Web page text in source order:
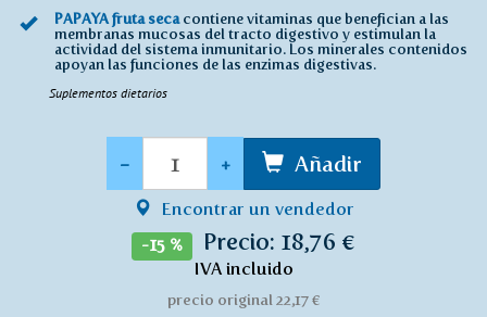
PAPAYA fruta seca contiene vitaminas que benefician a las
membranas mucosas del tracto digestivo y estimulan la
actividad del sistema inmunitario. Los minerales contenidos
apoyan las funciones de las enzimas digestivas.
Suplementos dietarios
- + Añadir
Encontrar un vendedor
-15 % Precio: 18,76 €
IVA incluido
precio original 22,17 €